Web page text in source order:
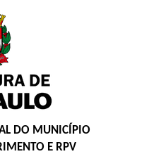
DO MUNICÍPIO
E RPV